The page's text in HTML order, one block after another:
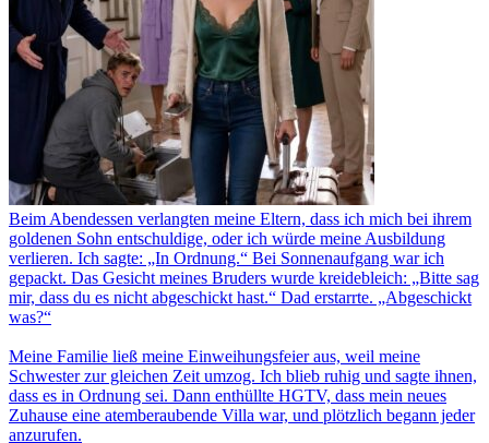
Beim Abendessen verlangten meine Eltern, dass ich mich bei ihrem
goldenen Sohn entschuldige, oder ich würde meine Ausbildung
verlieren. Ich sagte: „In Ordnung.“ Bei Sonnenaufgang war ich
gepackt. Das Gesicht meines Bruders wurde kreidebleich: „Bitte sag
mir, dass du es nicht abgeschickt hast.“ Dad erstarrte. „Abgeschickt
was?“
Meine Familie ließ meine Einweihungsfeier aus, weil meine
Schwester zur gleichen Zeit umzog. Ich blieb ruhig und sagte ihnen,
dass es in Ordnung sei. Dann enthüllte HGTV, dass mein neues
Zuhause eine atemberaubende Villa war, und plötzlich begann jeder
anzurufen.